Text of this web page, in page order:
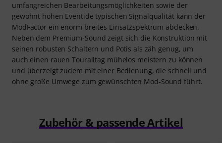
umfangreichen Bearbeitungsmöglichkeiten sowie der
gewohnt hohen Eventide typischen Signalqualität kann der
ModFactor ein enorm breites Einsatzspektrum abdecken.
Neben dem Premium-Sound zeigt sich die Konstruktion mit
seinen robusten Schaltern und Potis als zäh genug, um
auch einen rauen Touralltag mühelos meistern zu können
und überzeigt zudem mit einer Bedienung, die schnell und
ohne große Umwege zum gewünschten Mod-Sound führt.
Zubehör & passende Artikel